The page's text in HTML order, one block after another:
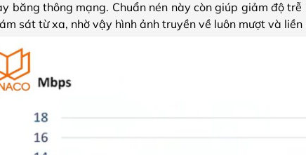
băng thông mạng. Chuẩn nén này còn giúp giảm độ
sát từ xa, nhờ vậy hình ảnh truyền về luôn mượt và liền